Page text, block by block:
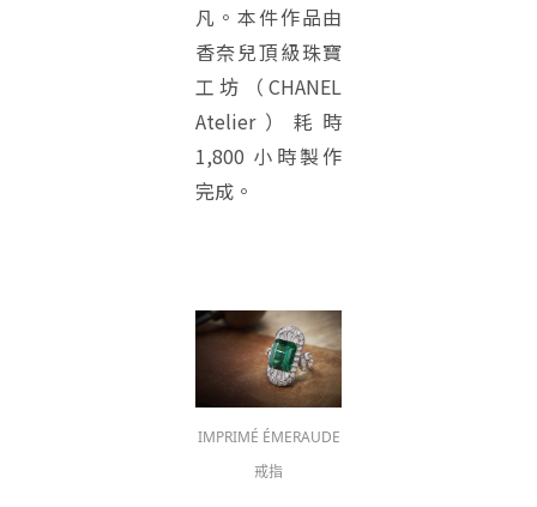
凡。本件作品由
香奈兒頂級珠寶
工坊（CHANEL
Atelier）耗時
1,800 小時製作
完成。
IMPRIMÉ ÉMERAUDE
戒指